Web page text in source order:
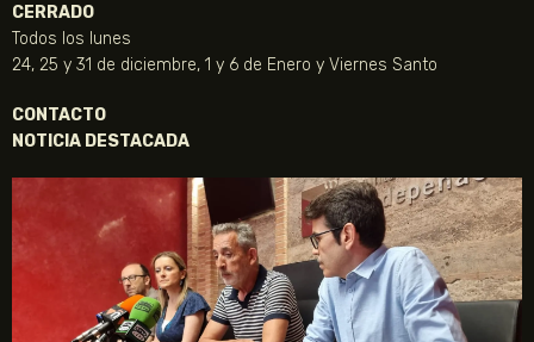
CERRADO
Todos los lunes
24, 25 y 31 de diciembre, 1 y 6 de Enero y Viernes Santo
CONTACTO
NOTICIA DESTACADA